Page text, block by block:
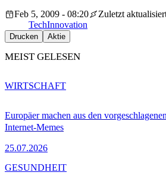
Feb 5, 2009 - 08:20
Zuletzt
TechInnovation
Drucken Aktie
MEIST GELESEN
Europäer machen aus den
Internet-Memes
25.07.2026
WIRTSCHAFT
GESUNDHEIT